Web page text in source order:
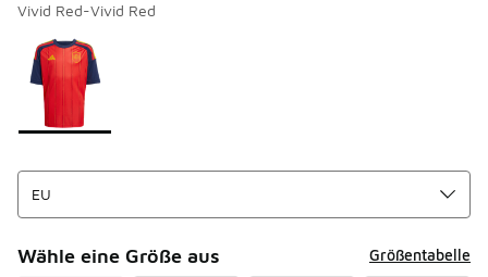
Vivid Red-Vivid Red
Seite 1 von 1 zeigt die Farben 1 bis 1 von 1 an.
Bitte wählen Sie einen Stil aus
Wähle eine Größe aus Größentabelle